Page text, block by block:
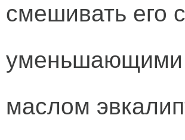
смешивать его
уменьшающими
маслом